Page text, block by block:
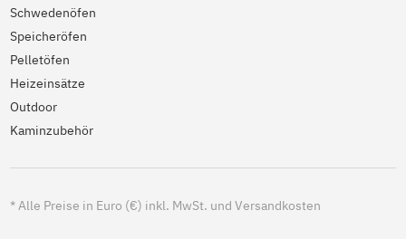
Schwedenöfen
Speicheröfen
Pelletöfen
Heizeinsätze
Outdoor
Kaminzubehör
*Alle Preise in Euro (€) inkl. MwSt. und Versandkosten